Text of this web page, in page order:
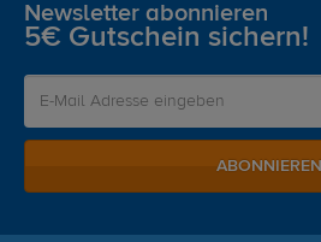
Newsletter abonnieren
5€ Gutschein sichern!
ABONNIEREN